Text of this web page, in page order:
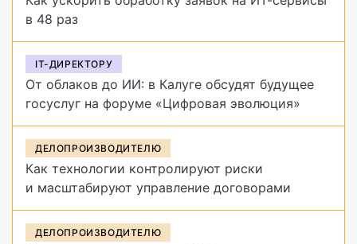
в 48 раз
IT-ДИРЕКТОРУ
От облаков до ИИ: в Калуге обсудят будущее
госуслуг на форуме «Цифровая эволюция»
ДЕЛОПРОИЗВОДИТЕЛЮ
Как технологии контролируют риски
и масштабируют управление договорами
ДЕЛОПРОИЗВОДИТЕЛЮ